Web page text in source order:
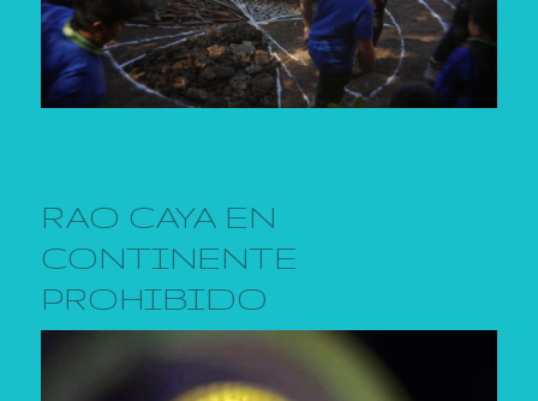
RAO CAYA EN
CONTINENTE
PROHIBIDO